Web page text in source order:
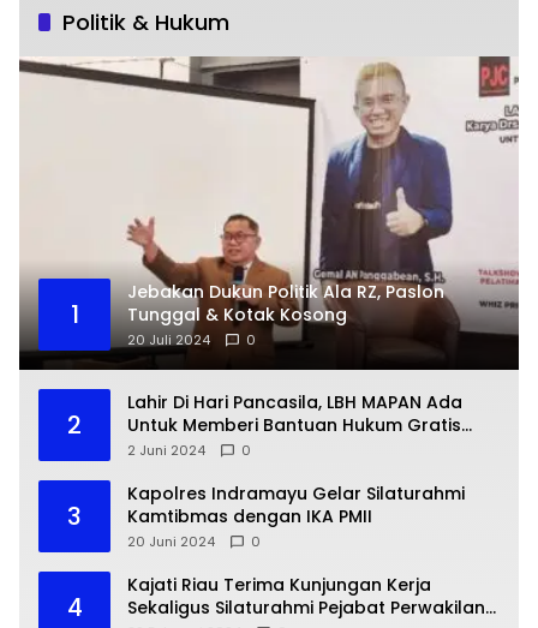
Politik & Hukum
1
Jebakan Dukun Politik Ala RZ, Paslon
Tunggal & Kotak Kosong
20 Juli 2024 0
2
Lahir Di Hari Pancasila, LBH MAPAN Ada
Untuk Memberi Bantuan Hukum Gratis
Bagi Masyarakat Kurang Mampu
2 Juni 2024 0
3
Kapolres Indramayu Gelar Silaturahmi
Kamtibmas dengan IKA PMII
20 Juni 2024 0
4
Kajati Riau Terima Kunjungan Kerja
Sekaligus Silaturahmi Pejabat Perwakilan